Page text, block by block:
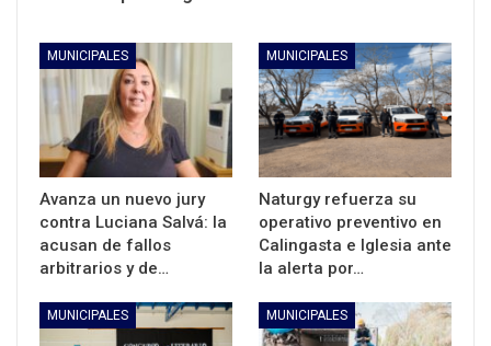
MUNICIPALES
Avanza un nuevo jury
contra Luciana Salvá: la
acusan de fallos
arbitrarios y de…
MUNICIPALES
Naturgy refuerza su
operativo preventivo en
Calingasta e Iglesia ante
la alerta por…
MUNICIPALES MUNICIPALES